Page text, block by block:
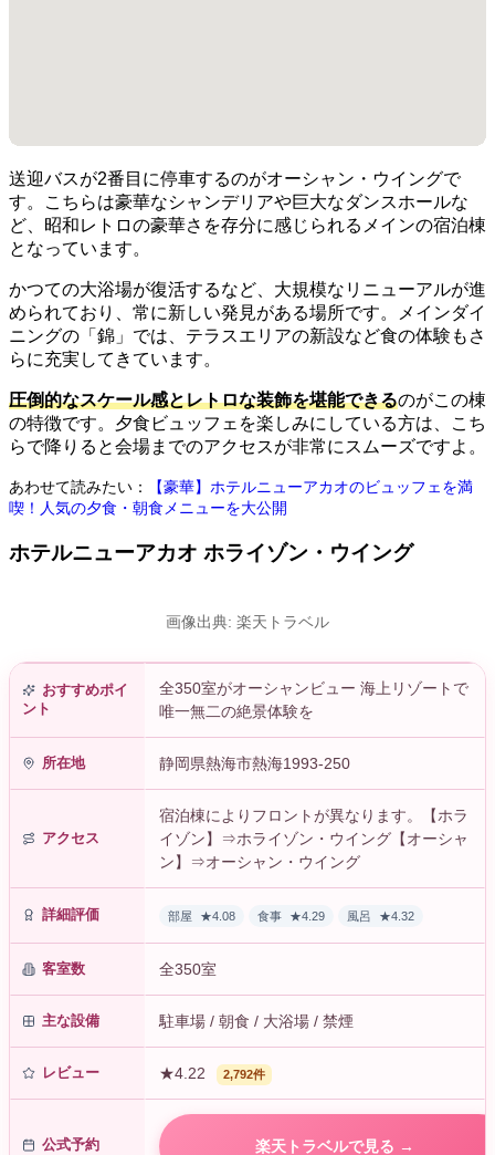
送迎バスが2番目に停車するのがオーシャン・ウイングで
す。こちらは豪華なシャンデリアや巨大なダンスホールな
ど、昭和レトロの豪華さを存分に感じられるメインの宿泊棟
となっています。
かつての大浴場が復活するなど、大規模なリニューアルが進
められており、常に新しい発見がある場所です。メインダイ
ニングの「錦」では、テラスエリアの新設など食の体験もさ
らに充実してきています。
圧倒的なスケール感とレトロな装飾を堪能できるのがこの棟
の特徴です。夕食ビュッフェを楽しみにしている方は、こち
らで降りると会場までのアクセスが非常にスムーズですよ。
あわせて読みたい：
【豪華】ホテルニューアカオのビュッフェを満
喫！人気の夕食・朝食メニューを大公開
ホテルニューアカオ ホライゾン・ウイング
画像出典: 楽天トラベル
おすすめポイ
ント
全350室がオーシャンビュー 海上リゾートで
唯一無二の絶景体験を
所在地 静岡県熱海市熱海1993-250
アクセス
宿泊棟によりフロントが異なります。【ホラ
イゾン】⇒ホライゾン・ウイング【オーシャ
ン】⇒オーシャン・ウイング
詳細評価 部屋 ★4.08 食事 ★4.29 風呂 ★4.32
客室数 全350室
主な設備 駐車場 / 朝食 / 大浴場 / 禁煙
レビュー ★4.22 2,792件
公式予約 楽天トラベルで見る →